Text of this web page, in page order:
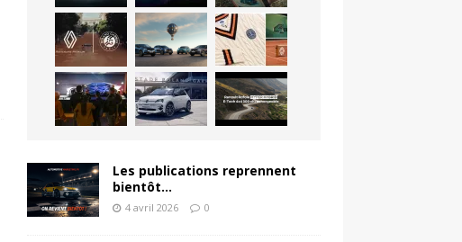
Les publications reprennent
bientôt…
4 avril 2026 0